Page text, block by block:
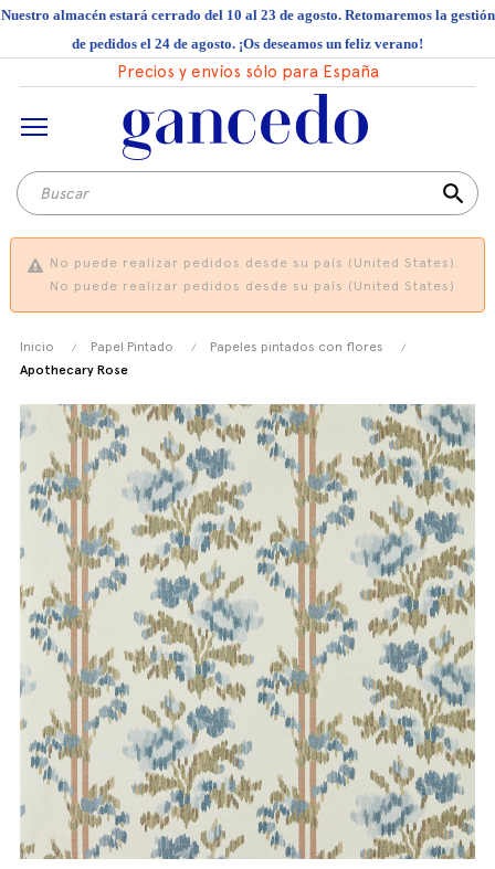
Nuestro almacén estará cerrado del 10 al 23 de agosto. Retomaremos la gestión
de pedidos el 24 de agosto. ¡Os deseamos un feliz verano!
Precios y envíos sólo para España
search
No puede realizar pedidos desde su país (United States).
No puede realizar pedidos desde su país (United States).
Inicio Papel Pintado
Papeles pintados con flores
Apothecary Rose